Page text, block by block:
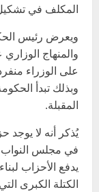
المكلف في
ويعرض رئيس
والمنهاج
على الوزراء
وبذلك تبدأ
المقبلة.
يُذكر أنه لا
يدفع الأحزاب
الكتلة الكبرى